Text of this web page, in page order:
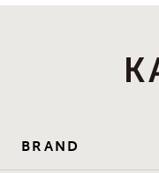
BRAND